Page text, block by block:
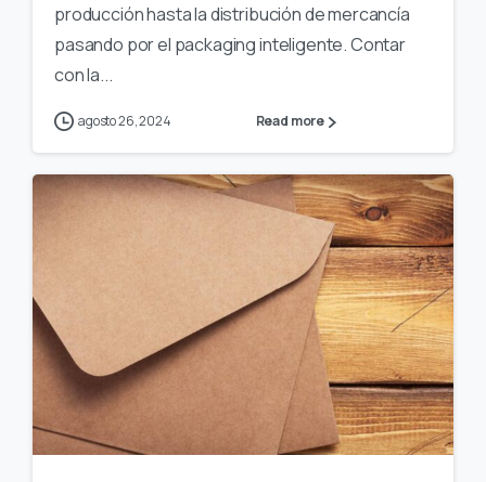
producción hasta la distribución de mercancía
pasando por el packaging inteligente. Contar
con la...
agosto 26, 2024 Read more